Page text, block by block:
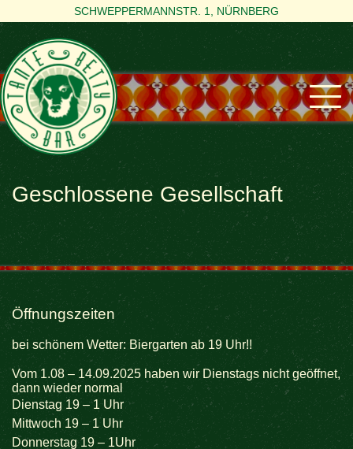
SCHWEPPERMANNSTR. 1, NÜRNBERG
Geschlossene Gesellschaft
Öffnungszeiten
bei schönem Wetter: Biergarten ab 19 Uhr!!
Vom 1.08 – 14.09.2025 haben wir Dienstags nicht geöffnet,
dann wieder normal
Dienstag 19 – 1 Uhr
Mittwoch 19 – 1 Uhr
Donnerstag 19 – 1Uhr